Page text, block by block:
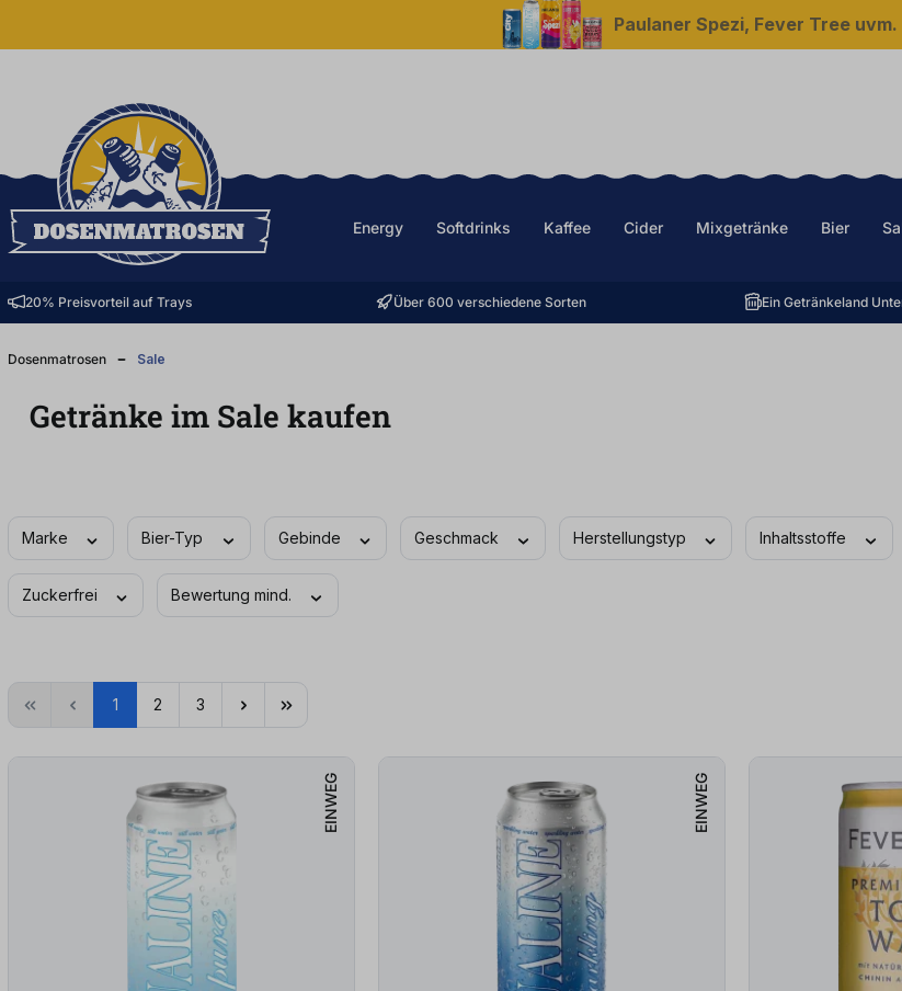
Paulaner Spezi, Fever Tree uvm.
Energy Softdrinks Kaffee Cider Mixgetränke Bier
20% Preisvorteil auf Trays Über 600 verschiedene Sorten Ein Getränkeland
Dosenmatrosen Sale
Getränke im Sale kaufen
Marke Bier-Typ Gebinde Geschmack Herstellungstyp Inhaltsstoffe
Zuckerfrei Bewertung mind.
1 2 3
EINWEG EINWEG